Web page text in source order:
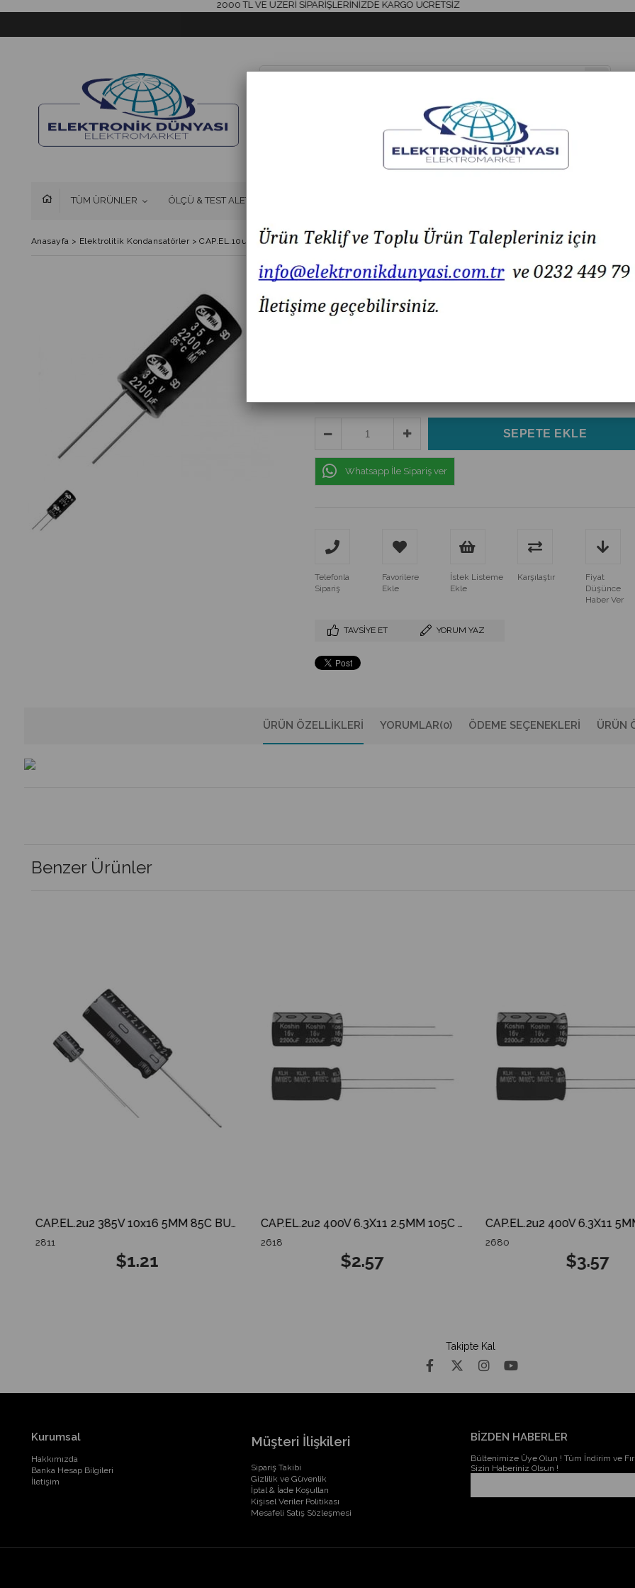
2000 TL VE ÜZERİ SİPARİŞLERİNİZDE KARGO ÜCRETSİZ
TÜM ÜRÜNLER ÖLÇÜ & TEST ALETLERİ
Anasayfa > Elektrolitik Kondansatörler> CAP.EL.10uF 50V 5x11 5MM 85C TB 20 ADET
CAP.EL.10uF 50V 5x11 5MM 85C TB 20 ADET
Whatsapp İle Sipariş ver
Telefonla
Sipariş
Favorilere
Ekle
İstek Listeme
Ekle
Karşılaştır
Fiyat
Düşünce
Haber Ver
TAVSIYE ET YORUM YAZ
ÜRÜN ÖZELLIKLERI YORUMLAR(0) ÖDEME SEÇENEKLERI ÜRÜN
Benzer Ürünler
CAP.EL.2u2 385V 10x16 5MM 85C BULK EKM SERIES 20 ADET
2811
$1.21
CAP.EL.2u2 400V 6.3X11 2.5MM 105C L.ESR TB 20 ADET
2618
$2.57
2680
$3.57
Takipte Kal
Kurumsal
Hakkımızda
Banka Hesap Bilgileri
İletişim
Müşteri İlişkileri
Sipariş Takibi
Gizlilik ve Güvenlik
İptal & İade Koşulları
Kişisel Veriler Politikası
Mesafeli Satış Sözleşmesi
BİZDEN HABERLER
Bültenimize Üye Olun ! Tüm İndirim ve
Sizin Haberiniz Olsun !